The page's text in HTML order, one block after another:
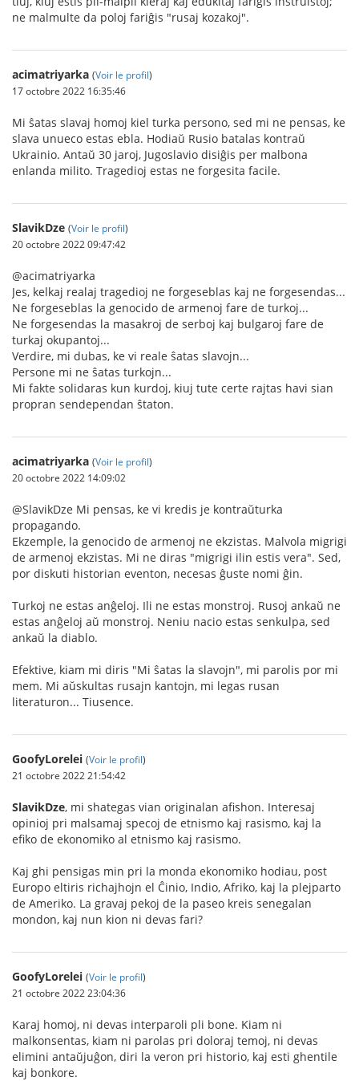
ne malmulte da poloj fariĝis "rusaj kozakoj".
acimatriyarka (Voir le profil)
17 octobre 2022 16:35:46
Mi ŝatas slavaj homoj kiel turka persono, sed mi ne pensas, ke
slava unueco estas ebla. Hodiaŭ Rusio batalas kontraŭ
Ukrainio. Antaŭ 30 jaroj, Jugoslavio disiĝis per malbona
enlanda milito. Tragedioj estas ne forgesita facile.
SlavikDze (Voir le profil)
20 octobre 2022 09:47:42
@acimatriyarka
Jes, kelkaj realaj tragedioj ne forgeseblas kaj ne forgesendas...
Ne forgeseblas la genocido de armenoj fare de turkoj...
Ne forgesendas la masakroj de serboj kaj bulgaroj fare de
turkaj okupantoj...
Verdire, mi dubas, ke vi reale ŝatas slavojn...
Persone mi ne ŝatas turkojn...
Mi fakte solidaras kun kurdoj, kiuj tute certe rajtas havi sian
propran sendependan ŝtaton.
acimatriyarka (Voir le profil)
20 octobre 2022 14:09:02
@SlavikDze Mi pensas, ke vi kredis je kontraŭturka
propagando.
Ekzemple, la genocido de armenoj ne ekzistas. Malvola migrigi
de armenoj ekzistas. Mi ne diras "migrigi ilin estis vera". Sed,
por diskuti historian eventon, necesas ĝuste nomi ĝin.
Turkoj ne estas anĝeloj. Ili ne estas monstroj. Rusoj ankaŭ ne
estas anĝeloj aŭ monstroj. Neniu nacio estas senkulpa, sed
ankaŭ la diablo.
Efektive, kiam mi diris "Mi ŝatas la slavojn", mi parolis por mi
mem. Mi aŭskultas rusajn kantojn, mi legas rusan
literaturon... Tiusence.
GoofyLorelei (Voir le profil)
21 octobre 2022 21:54:42
SlavikDze, mi shategas vian originalan afishon. Interesaj
opinioj pri malsamaj specoj de etnismo kaj rasismo, kaj la
efiko de ekonomiko al etnismo kaj rasismo.
Kaj ghi pensigas min pri la monda ekonomiko hodiau, post
Europo eltiris richajhojn el Ĉinio, Indio, Afriko, kaj la plejparto
de Ameriko. La gravaj pekoj de la paseo kreis senegalan
mondon, kaj nun kion ni devas fari?
GoofyLorelei (Voir le profil)
21 octobre 2022 23:04:36
Karaj homoj, ni devas interparoli pli bone. Kiam ni
malkonsentas, kiam ni parolas pri doloraj temoj, ni devas
elimini antaŭjuĝon, diri la veron pri historio, kaj esti ghentile
kaj bonkore.